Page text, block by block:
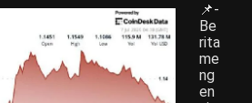
📌-
Be
rita
me
ng
en